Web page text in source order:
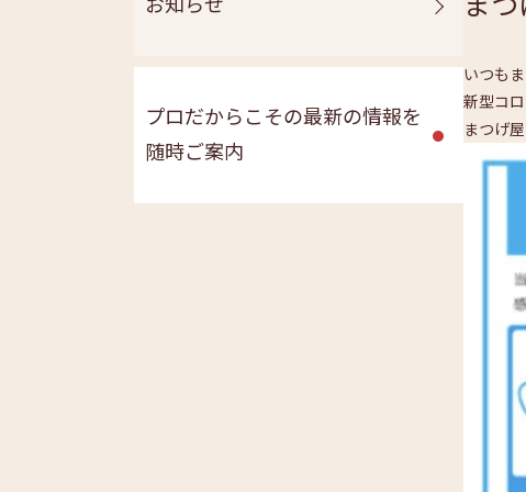
お知らせ
プロだからこその最新の情報を
随時ご案内
いつも
新型コ
まつげ